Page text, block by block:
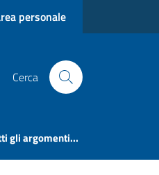
personale
Cerca
gli argomenti...